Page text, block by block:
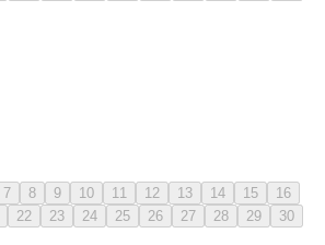
7 8 9 10 11 12 13 14 15
16
22 23 24 25 26 27 28 29 30